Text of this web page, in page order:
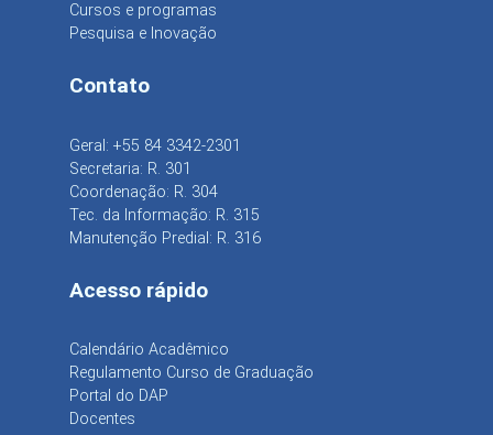
Cursos e programas
Pesquisa e Inovação
Contato
Geral: +55 84 3342-2301
Secretaria: R. 301
Coordenação: R. 304
Tec. da Informação: R. 315
Manutenção Predial: R. 316
Acesso rápido
Calendário Acadêmico
Regulamento Curso de Graduação
Portal do DAP
Docentes